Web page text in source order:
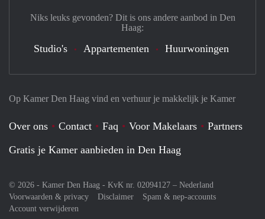
Op Kamer Den Haag vind en verhuur je makkelijk je Kamer
Over ons Contact Faq Voor Makelaars
Partners
Gratis je Kamer aanbieden in Den Haag
© 2026 - Kamer Den Haag - KvK nr. 02094127 – Nederland
Voorwaarden & privacy
Disclaimer
Spam & nep-accounts
Account verwijderen
Niks leuks gevonden? Dit is ons andere aanbod in Den
Haag:
Studio's Appartementen Huurwoningen